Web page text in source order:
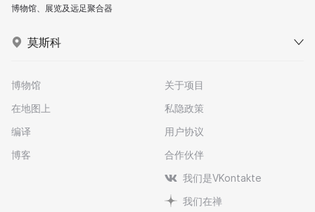
博物馆、展览及远足聚合器
莫斯科
博物馆
在地图上
编译
博客
关于项目
私隐政策
用户协议
合作伙伴
我们是VKontakte
我们在禅